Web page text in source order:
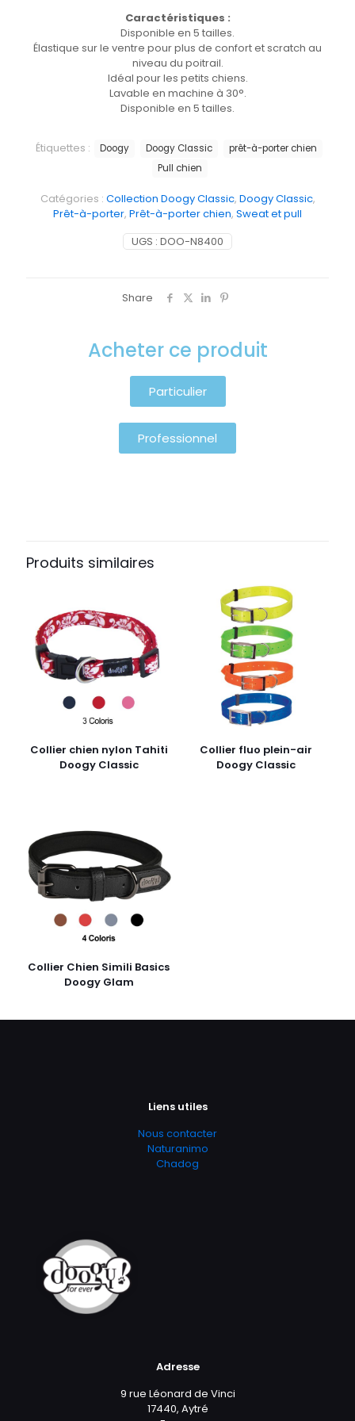
Caractéristiques :
Disponible en 5 tailles.
Élastique sur le ventre pour plus de confort et scratch au
niveau du poitrail.
Idéal pour les petits chiens.
Lavable en machine à 30°.
Disponible en 5 tailles.
UGS : DOO-N8400
Catégories : Collection Doogy Classic, Doogy Classic,
Prêt-à-porter, Prêt-à-porter chien, Sweat et pull
Étiquettes : Doogy Doogy Classic
prêt-à-porter chien
Pull chien
Share
Acheter ce produit
Particulier
Professionnel
Produits similaires
Collier chien nylon Tahiti
Doogy Classic
Collier fluo plein-air
Doogy Classic
Collier Chien Simili Basics
Doogy Glam
Liens utiles
Nous contacter
Naturanimo
Chadog
Adresse
9 rue Léonard de Vinci
17440, Aytré